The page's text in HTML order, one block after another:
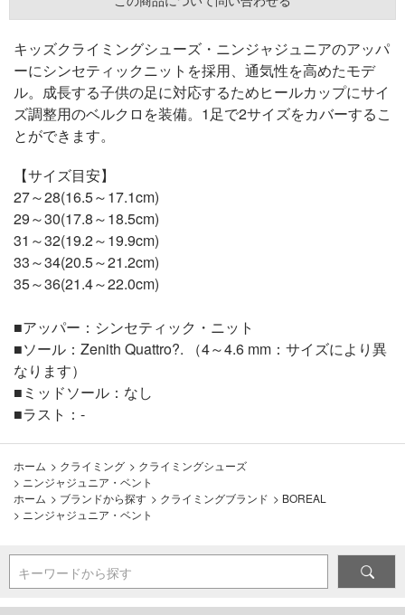
キッズクライミングシューズ・ニンジャジュニアのアッパ
ーにシンセティックニットを採用、通気性を高めたモデ
ル。成長する子供の足に対応するためヒールカップにサイ
ズ調整用のベルクロを装備。1足で2サイズをカバーするこ
とができます。
【サイズ目安】
27～28(16.5～17.1cm)
29～30(17.8～18.5cm)
31～32(19.2～19.9cm)
33～34(20.5～21.2cm)
35～36(21.4～22.0cm)
■アッパー：シンセティック・ニット
■ソール：Zenith Quattro?. （4～4.6 mm：サイズにより異
なります）
■ミッドソール：なし
■ラスト：-
ホーム > クライミング > クライミングシューズ
> ニンジャジュニア・ベント
ホーム > ブランドから探す > クライミングブランド > BOREAL
> ニンジャジュニア・ベント
キーワードから探す